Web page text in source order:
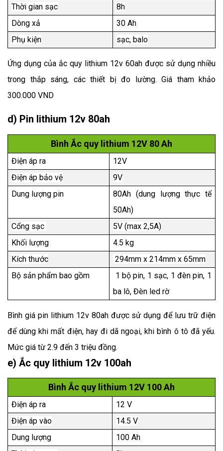
Thời gian sạc
8h
Dòng xả
30 Ah
Phụ kiện
sạc, balo
Ứng dụng của ắc quy lithium 12v 60ah được sử dụng nhiều
trong thắp sáng, các thiết bị đo lường. Giá tham khảo
300.000 VND
d) Pin lithium 12v 80ah
Bình Ắc quy lithium 12V 80 Ah
Điện áp ra
12V
Điện áp bảo vệ
9V
Dung lượng pin
80Ah (dung lượng thực tế
50Ah)
Cổng sạc
5V (max 2,5A)
Khối lượng
4.5 kg
Kích thước
294mm x 214mm x 65mm
Bộ sản phẩm bao gồm
1 bộ pin, 1 sạc, 1 đèn pin, 1
ba lô, Đèn led rờ
Bình giá pin lithium 12v 80ah được sử dụng để lưu trữ điện
để dùng khi mất điện, hay đi dã ngoại, khi bình ô tô đã yếu.
Mức giá từ 2.9 đến 3 triệu đồng.
e) Ắc quy lithium 12v 100ah
Bình Ắc quy lithium 12V 100 Ah
Điện áp ra
12 V
Điện áp vào
14.5 V
Dung lượng
100 Ah